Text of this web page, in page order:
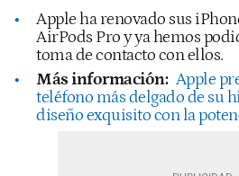
Apple ha renovado sus
AirPods Pro y ya hemos
toma de contacto con ellos.
Más información: Apple
teléfono más delgado de su
diseño exquisito con la